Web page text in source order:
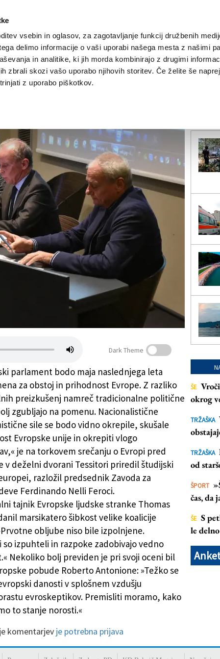
vsebin in oglasov, za zagotavljanje funkcij družbenih
delimo informacije o vaši uporabi našega mesta z našimi
in analitike, ki jih morda kombinirajo z drugimi
zbrali skozi vašo uporabo njihovih storitev. Če želite še
z uporabo piškotkov.
TRŽAŠKA GORIŠKA KULTURA ŠPORT ŠE
bodo prelomne
Dark Theme
parlament bodo maja naslednjega leta
za obstoj in prihodnost Evrope. Z razliko
preizkušenj namreč tradicionalne politične
zgubljajo na pomenu. Nacionalistične
sile se bodo vidno okrepile, skušale
Evropske unije in okrepiti vlogo
je na torkovem srečanju o Evropi pred
v deželni dvorani Tessitori priredil študijski
razložil predsednik Zavoda za
Ferdinando Nelli Feroci.
tajnik Evropske ljudske stranke Thomas
marsikatero šibkost velike koalicije
obljube niso bile izpolnjene.
izpuhteli in razpoke zadobivajo vedno
Nekoliko bolj previden je pri svoji oceni bil
pobude Roberto Antonione: »Težko se
danosti v splošnem vzdušju
evroskeptikov. Premisliti moramo, kako
to stanje norosti.«
komentarjev je potrebna prijava
ŠE
okrog
TRŽAŠKA
TRŽAŠKA
od
ŠPORT
čas, da
ŠE S
le